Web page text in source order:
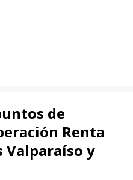
de
Renta
Valparaíso y